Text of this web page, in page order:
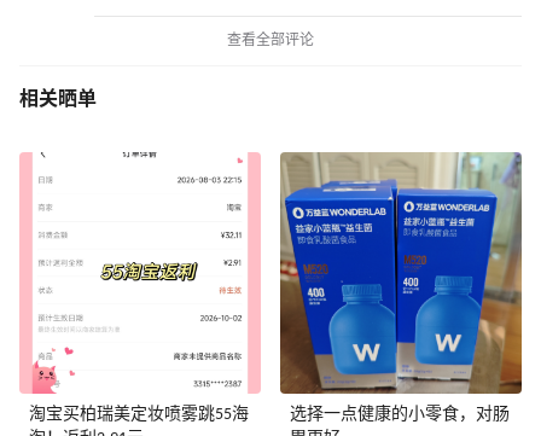
查看全部评论
相关晒单
淘宝买柏瑞美定妆喷雾跳55海
选择一点健康的小零食，对肠